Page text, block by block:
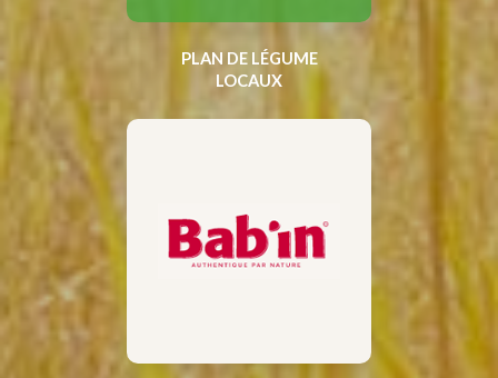
PLAN DE LÉGUME
LOCAUX